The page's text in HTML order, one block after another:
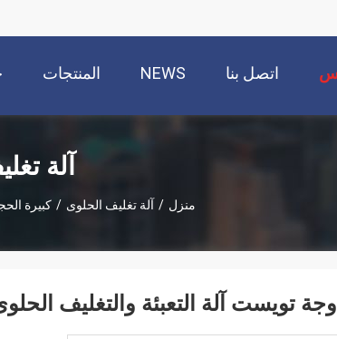
المنتجات NEWS اتصل بنا
آلة
منزل / آلة تغليف الحلوى / كبيرة
تويست آلة التعبئة والتغليف